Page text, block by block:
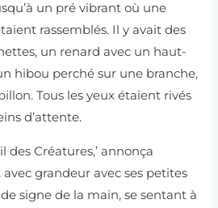
un pré vibrant où une
rassemblés. Il y avait des
un renard avec un haut-
hibou perché sur une branche,
Tous les yeux étaient rivés
d’attente.
des Créatures,’ annonça
grandeur avec ses petites
signe de la main, se sentant à